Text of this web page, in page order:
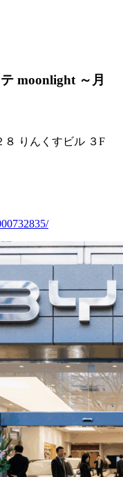
moonlight ～月
８ りんくすビル ３F